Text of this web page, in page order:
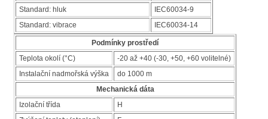
Standard: hluk
IEC60034-9
Standard: vibrace
IEC60034-14
Podmínky prostředí
Teplota okolí (°C)
-20 až +40 (-30, +50, +60 volitelné)
Instalační nadmořská výška
do 1000 m
Mechanická dáta
Izolační třída
H